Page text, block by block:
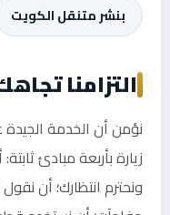
بنشر متنقل الكويت
التزامنا
نؤمن أن الخدمة
زيارة بأربعة مبادئ
ونحترم انتظارك؛ أن